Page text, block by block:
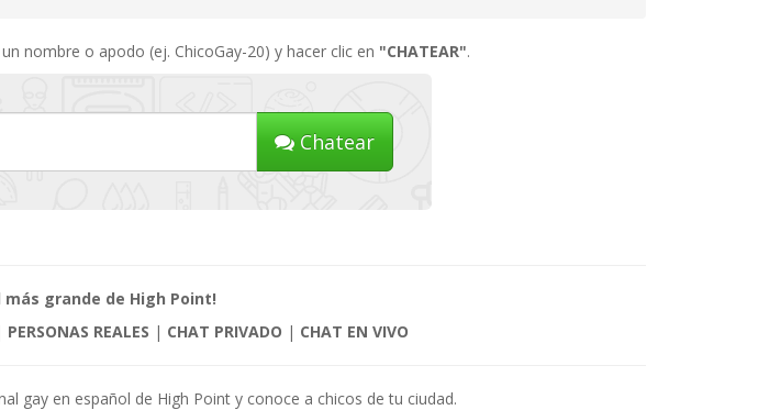
nombre o apodo (ej. ChicoGay-20) y hacer clic en "CHATEAR".
Chatear
más grande de High Point!
PERSONAS REALES | CHAT PRIVADO | CHAT EN VIVO
gay en español de High Point y conoce a chicos de tu ciudad.